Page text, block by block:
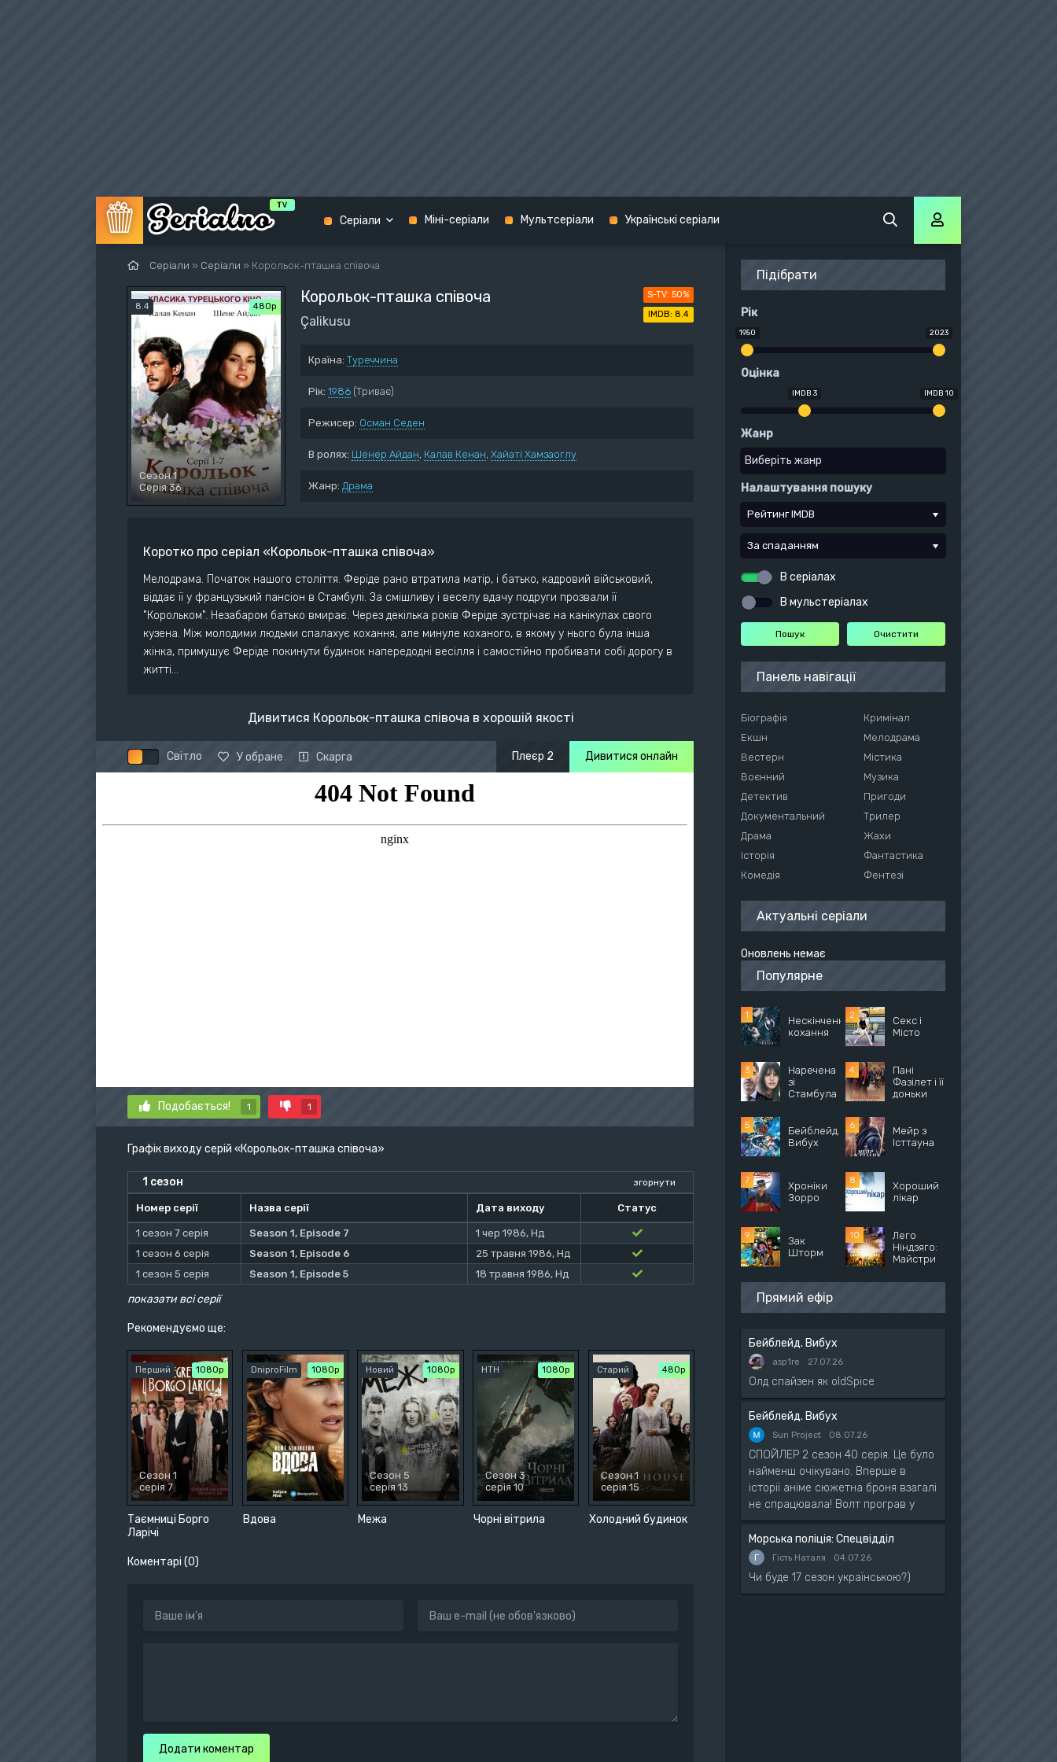
Серіали » Серіали » Корольок-пташка співоча
8.4 480р
Сезон 1
Серія 36
Корольок-пташка співоча
Çalikusu
Країна: Туреччина
Рік: 1986 (Триває)
Режисер: Осман Седен
В ролях: Шенер Айдан, Калав Кенан, Хайаті Хамзаоглу
Жанр: Драма
50%
8.4
Коротко про серіал «Корольок-пташка співоча»
Мелодрама. Початок нашого столiття. Ферiде рано втратила матiр, i батько, кадровий вiйськовий,
вiддає її у французький пансiон в Стамбулi. За смiшливу i веселу вдачу подруги прозвали її
"Корольком". Незабаром батько вмирає. Через декiлька рокiв Ферiде зустрiчає на канiкулах свого
кузена. Мiж молодими людьми спалахує кохання, але минуле коханого, в якому у нього була iнша
жiнка, примушує Ферiде покинути будинок напередоднi весiлля i самостiйно пробивати собi дорогу в
життi...
Дивитися Корольок-пташка співоча в хорошій якості
Світло У обране Скарга Дивитися онлайн
Плеєр 2
Подобається! 1 1
Графік виходу серій «Корольок-пташка співоча»
1 сезон згорнути
Номер серії Назва серії Дата виходу Статус
1 сезон 7 серія Season 1, Episode 7
1 чер 1986, Нд
1 сезон 6 серія
Season 1, Episode 6
25 травня 1986, Нд
1 сезон 5 серія
Season 1, Episode 5 18 травня 1986, Нд
показати всі серії
Рекомендуємо ще:
Таємниці Борго
Ларічі
Перший 1080p
Сезон 1
серія 7
Вдова
DniproFilm 1080p
Межа
Новий 1080p
Сезон 5
серія 13
Чорні вітрила
НТН 1080p
Сезон 3
серія 10
Холодний будинок
Старий 480р
Сезон 1
серія 15
Коментарі (0)
Додати коментар
Підібрати
Рік
1950 2023
Оцінка
IMDB 3 IMDB 10
Жанр
Налаштування пошуку
Рейтинг IMDB
За спаданням
В серіалах
В мульстеріалах
Панель навігації
Біографія
Екшн
Вестерн
Воєнний
Детектив
Документальний
Драма
Історія
Комедія
Кримінал
Мелодрама
Містика
Музика
Пригоди
Трилер
Жахи
Фантастика
Фентезі
Актуальні серіали
Оновлень немає
Популярне
Нескінченне
кохання
Секс і
Місто
Наречена
зі
Стамбула
Пані
Фазілет і її
доньки
Бейблейд.
Вибух
Мейр з
Істтауна
Хроніки
Зорро
Хороший
лікар
Зак
Шторм
Лего
Ніндзяго:
Майстри
Прямий ефір
Бейблейд. Вибух
asp1re 27.07.26
Олд спайзен як oldSpice
Бейблейд. Вибух
Sun Project 08.07.26
СПОЙЛЕР 2 сезон 40 серія. Це було
найменш очікувано. Вперше в
історії аніме сюжетна броня взагалі
не спрацювала! Волт програв у
Морська поліція: Спецвідділ
Г Гість Наталя 04.07.26
Чи буде 17 сезон українською?)
Серіали
Екшн
Воєнний
Детектив
Драма
Історія
Фентезі
США
Міні-серіали Мультсеріали Українські серіали